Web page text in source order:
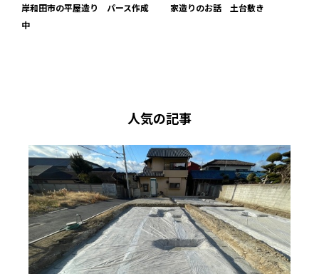
岸和田市の平屋造り パース作成
中
家造りのお話 土台敷き
人気の記事